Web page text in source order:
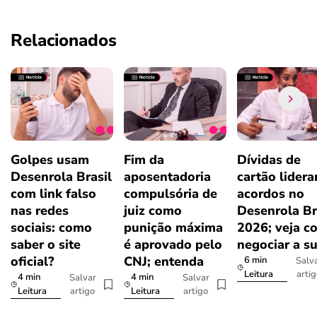
Relacionados
Golpes usam
Desenrola Brasil
com link falso
nas redes
sociais: como
saber o site
oficial?
4 min
Leitura
Salvar
artigo
Fim da
aposentadoria
compulsória de
juiz como
punição máxima
é aprovado pelo
CNJ; entenda
4 min
Leitura
Salvar
artigo
Dívidas de
cartão
acordos no
Desenrola
2026; veja
negociar a
6 min
Leitura